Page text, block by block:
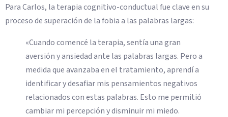
Para Carlos, la terapia cognitivo-conductual fue clave en su
proceso de superación de la fobia a las palabras largas:
«Cuando comencé la terapia, sentía una gran
aversión y ansiedad ante las palabras largas. Pero a
medida que avanzaba en el tratamiento, aprendí a
identificar y desafiar mis pensamientos negativos
relacionados con estas palabras. Esto me permitió
cambiar mi percepción y disminuir mi miedo.